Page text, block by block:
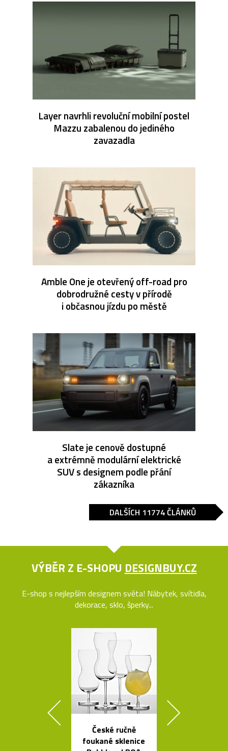
Layer navrhli revoluční mobilní postel
Mazzu zabalenou do jediného
zavazadla
Amble One je otevřený off-road pro
dobrodružné cesty v přírodě
i občasnou jízdu po městě
Slate je cenově dostupné
a extrémně modulární elektrické
SUV s designem podle přání
zákazníka
DALŠÍCH 11774 ČLÁNKŮ
VÝBĚR Z E-SHOPU DESIGNBUY.CZ
E-shop s nejlepším designem světa! Nábytek, svítidla,
dekorace, sklo, šperky...
České ručně
foukané sklenice